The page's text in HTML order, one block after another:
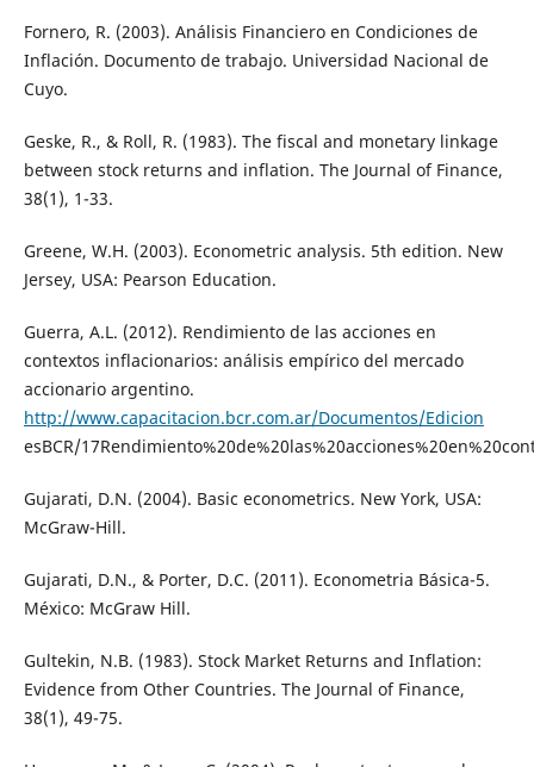
Fornero, R. (2003). Análisis Financiero en Condiciones de
Inflación. Documento de trabajo. Universidad Nacional de
Cuyo.
Geske, R., & Roll, R. (1983). The fiscal and monetary linkage
between stock returns and inflation. The Journal of Finance,
38(1), 1-33.
Greene, W.H. (2003). Econometric analysis. 5th edition. New
Jersey, USA: Pearson Education.
Guerra, A.L. (2012). Rendimiento de las acciones en
contextos inflacionarios: análisis empírico del mercado
accionario argentino.
http://www.capacitacion.bcr.com.ar/Documentos/Edicion
esBCR/
Gujarati, D.N. (2004). Basic econometrics. New York, USA:
McGraw-Hill.
Gujarati, D.N., & Porter, D.C. (2011). Econometria Básica-5.
México: McGraw Hill.
Gultekin, N.B. (1983). Stock Market Returns and Inflation:
Evidence from Other Countries. The Journal of Finance,
38(1), 49-75.